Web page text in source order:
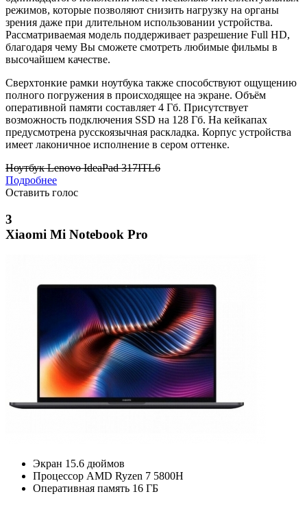
режимов, которые позволяют снизить нагрузку на органы
зрения даже при длительном использовании устройства.
Рассматриваемая модель поддерживает разрешение Full HD,
благодаря чему Вы сможете смотреть любимые фильмы в
высочайшем качестве.
Сверхтонкие рамки ноутбука также способствуют ощущению
полного погружения в происходящее на экране. Объём
оперативной памяти составляет 4 Гб. Присутствует
возможность подключения SSD на 128 Гб. На кейкапах
предусмотрена русскоязычная раскладка. Корпус устройства
имеет лаконичное исполнение в сером оттенке.
Ноутбук Lenovo IdeaPad 317ITL6
Подробнее
Оставить голос
3
Xiaomi Mi Notebook Pro
Экран 15.6 дюймов
Процессор AMD Ryzen 7 5800H
Оперативная память 16 ГБ